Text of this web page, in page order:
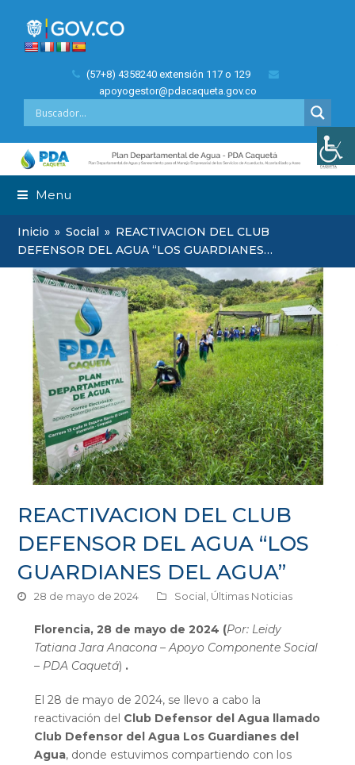
(57+8) 4358240 extensión 117 o 129
apoyogestor@pdacaqueta.gov.co
Menu
Inicio » Social » REACTIVACION DEL CLUB
DEFENSOR DEL AGUA “LOS GUARDIANES…
REACTIVACION DEL CLUB
DEFENSOR DEL AGUA “LOS
GUARDIANES DEL AGUA”
28 de mayo de 2024 Social Últimas Noticias
Florencia, 28 de mayo de 2024 (Por: Leidy
Tatiana Jara Anacona – Apoyo Componente Social
– PDA Caquetá) .
El 28 de mayo de 2024, se llevo a cabo la
reactivación del Club Defensor del Agua llamado
Club Defensor del Agua Los Guardianes del
Agua, donde estuvimos compartiendo con los